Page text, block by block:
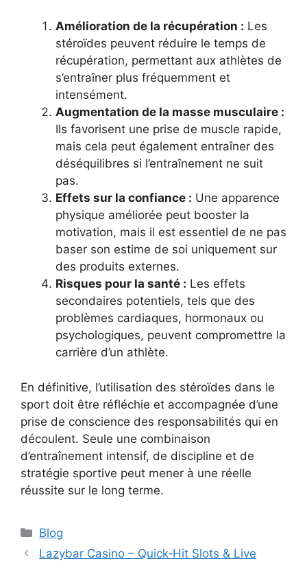
Amélioration de la récupération : Les
stéroïdes peuvent réduire le temps de
récupération, permettant aux athlètes de
s’entraîner plus fréquemment et
intensément.
Augmentation de la masse musculaire :
Ils favorisent une prise de muscle rapide,
mais cela peut également entraîner des
déséquilibres si l’entraînement ne suit
pas.
Effets sur la confiance : Une apparence
physique améliorée peut booster la
motivation, mais il est essentiel de ne pas
baser son estime de soi uniquement sur
des produits externes.
Risques pour la santé : Les effets
secondaires potentiels, tels que des
problèmes cardiaques, hormonaux ou
psychologiques, peuvent compromettre la
carrière d’un athlète.
En définitive, l’utilisation des stéroïdes dans le
sport doit être réfléchie et accompagnée d’une
prise de conscience des responsabilités qui en
découlent. Seule une combinaison
d’entraînement intensif, de discipline et de
stratégie sportive peut mener à une réelle
réussite sur le long terme.
Blog
Lazybar Casino – Quick‑Hit Slots & Live